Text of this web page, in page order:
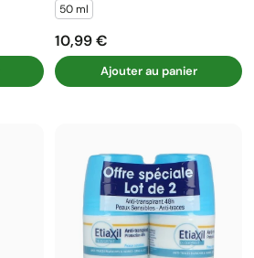
50 ml
Prix
10,99 €
Ajouter au panier